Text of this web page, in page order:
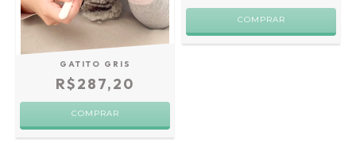
GATITO GRIS
R$287,20